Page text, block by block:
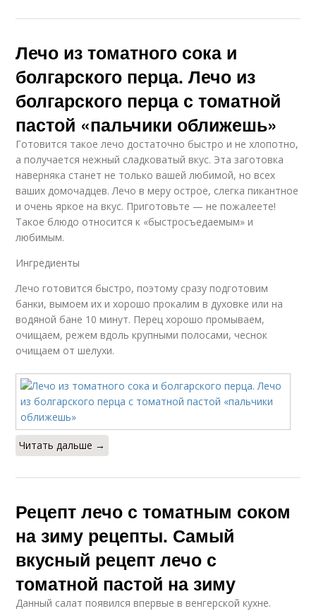
Лечо из томатного сока и
болгарского перца. Лечо из
болгарского перца с томатной
пастой «пальчики оближешь»
Готовится такое лечо достаточно быстро и не хлопотно,
а получается нежный сладковатый вкус. Эта заготовка
наверняка станет не только вашей любимой, но всех
ваших домочадцев. Лечо в меру острое, слегка пикантное
и очень яркое на вкус. Приготовьте — не пожалеете!
Такое блюдо относится к «быстросъедаемым» и
любимым.
Ингредиенты
Лечо готовится быстро, поэтому сразу подготовим
банки, вымоем их и хорошо прокалим в духовке или на
водяной бане 10 минут. Перец хорошо промываем,
очищаем, режем вдоль крупными полосами, чеснок
очищаем от шелухи.
Читать дальше →
Рецепт лечо с томатным соком
на зиму рецепты. Самый
вкусный рецепт лечо с
томатной пастой на зиму
Данный салат появился впервые в венгерской кухне.